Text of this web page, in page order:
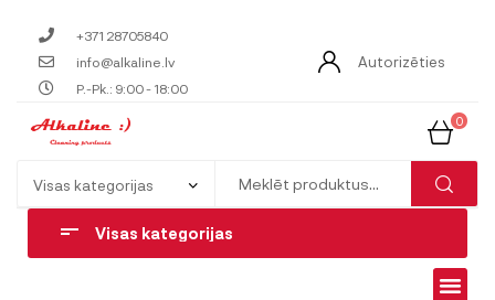
+371 28705840
info@alkaline.lv
P.-Pk.: 9:00 - 18:00
Autorizēties
0
Visas kategorijas